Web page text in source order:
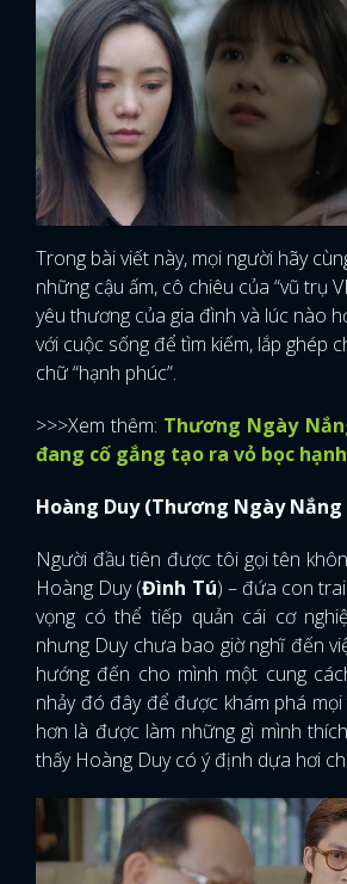
Trong bài viết này, mọi người hãy
những cậu ấm, cô chiêu của “vũ trụ
yêu thương của gia đình và lúc nào
với cuộc sống để tìm kiếm, lắp ghép
chữ “hạnh phúc”.
>>>Xem thêm: Thương Ngày
đang cố gắng tạo ra vỏ bọc
Hoàng Duy (Thương Ngày Nắng
Người đầu tiên được tôi gọi tên
Hoàng Duy (Đình Tú) – đứa con
vọng có thể tiếp quản cái cơ
nhưng Duy chưa bao giờ nghĩ đến
hướng đến cho mình một cung
nhảy đó đây để được khám phá
hơn là được làm những gì mình
thấy Hoàng Duy có ý định dựa hơi